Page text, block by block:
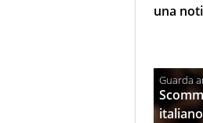
una
italiano